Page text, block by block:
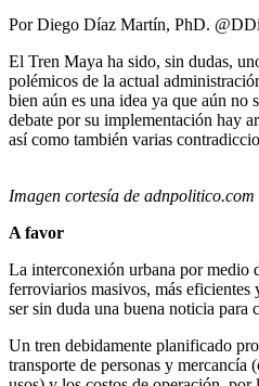
Por Diego Díaz Martín, PhD.
El Tren Maya ha sido, sin dudas,
polémicos de la actual
bien aún es una idea ya que aún no
debate por su implementación hay
así como también varias
Imagen cortesía de adnpolitico.com
A favor
La interconexión urbana por medio
ferroviarios masivos, más eficientes
ser sin duda una buena noticia para
Un tren debidamente planificado
transporte de personas y mercancía